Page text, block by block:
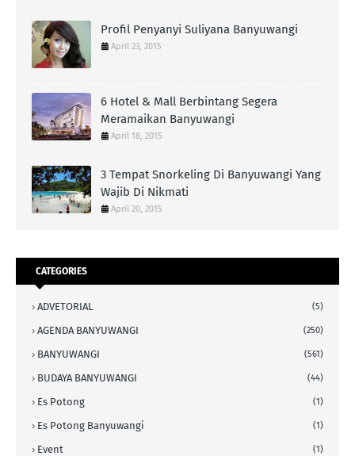
Profil Penyanyi Suliyana Banyuwangi
April 23, 2015
6 Hotel & Mall Berbintang Segera
Meramaikan Banyuwangi
April 18, 2015
3 Tempat Snorkeling Di Banyuwangi Yang
Wajib Di Nikmati
April 20, 2015
CATEGORIES
ADVETORIAL (5)
AGENDA BANYUWANGI (250)
BANYUWANGI (561)
BUDAYA BANYUWANGI (44)
Es Potong (1)
Es Potong Banyuwangi (1)
Event (1)